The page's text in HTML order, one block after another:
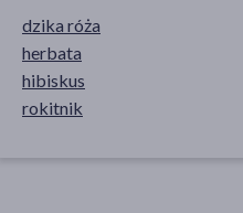
dzika róża
herbata
hibiskus
rokitnik